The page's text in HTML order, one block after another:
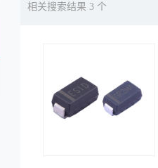
相关搜索结果 3 个